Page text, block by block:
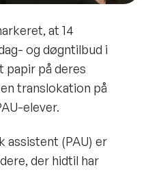
at 14
og døgntilbud i
papir på deres
translokation på
elever.
assistent (PAU) er
der hidtil har